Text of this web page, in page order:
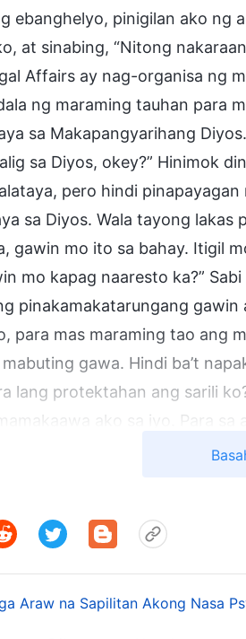
ebanghelyo, pinigilan ako ng
at sinabing, “Nitong
Affairs ay nag-organisa ng
ng maraming tauhan para
sa Makapangyarihang
sa Diyos, okey?” Hinimok
pero hindi
sa Diyos. Wala tayong lakas
gawin mo ito sa bahay. Itigil
mo kapag naaresto ka?”
pinakamakatarungang
para mas maraming tao ang
gawa. Hindi ba’t
lang protektahan ang sarili
ako sa iyo. Para
sa Diyos. Ang
habang nakatalikod kapag
Araw na Sapilitan Akong Nasa